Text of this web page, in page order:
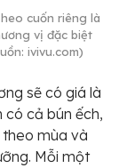
cuốn riêng là
vị đặc biệt
ivivu.com)
sẽ có giá là
cả bún ếch,
mùa và
Mỗi một